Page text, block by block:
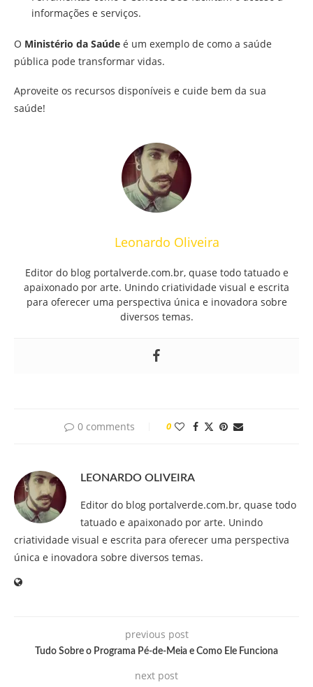
informações e serviços.
O Ministério da Saúde é um exemplo de como a saúde
pública pode transformar vidas.
Aproveite os recursos disponíveis e cuide bem da sua
saúde!
Leonardo Oliveira
Editor do blog portalverde.com.br, quase todo tatuado e
apaixonado por arte. Unindo criatividade visual e escrita
para oferecer uma perspectiva única e inovadora sobre
diversos temas.
0 comments 0
LEONARDO OLIVEIRA
Editor do blog portalverde.com.br, quase todo
tatuado e apaixonado por arte. Unindo
criatividade visual e escrita para oferecer uma perspectiva
única e inovadora sobre diversos temas.
previous post
Tudo Sobre o Programa Pé-de-Meia e Como Ele Funciona
next post